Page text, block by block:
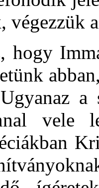
végezzük
hogy
a
vele